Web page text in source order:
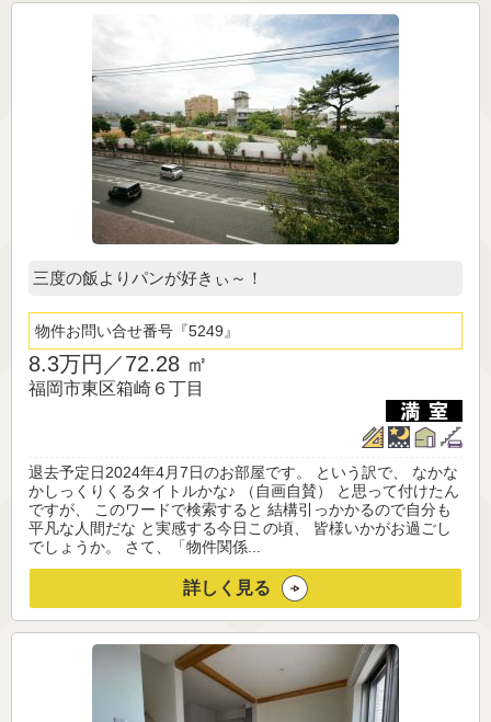
三度の飯よりパンが好きぃ～！
物件お問い合せ番号 5249
8.3万円／72.28 ㎡
福岡市東区箱崎６丁目
退去予定日2024年4月7日のお部屋です。 という訳で、 なかな
かしっくりくるタイトルかな♪ （自画自賛） と思って付けたん
ですが、 このワードで検索すると 結構引っかかるので自分も
平凡な人間だな と実感する今日この頃、 皆様いかがお過ごし
でしょうか。 さて、「物件関係...
詳しく見る